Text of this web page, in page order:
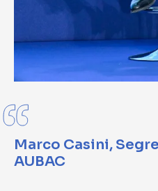
Marco Casini,
AUBAC